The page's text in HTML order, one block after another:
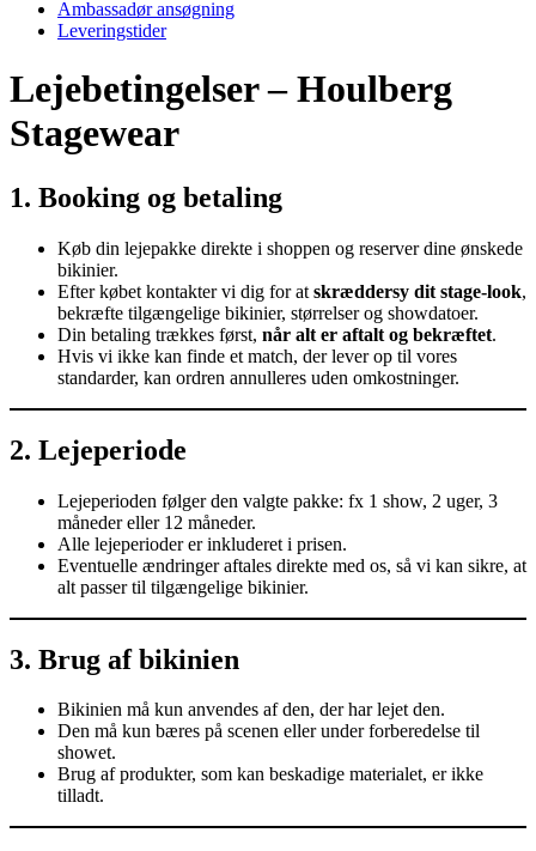
Ambassadør ansøgning
Leveringstider
Lejebetingelser – Houlberg
Stagewear
1. Booking og betaling
Køb din lejepakke direkte i shoppen og reserver dine ønskede
bikinier.
Efter købet kontakter vi dig for at skræddersy dit stage-look,
bekræfte tilgængelige bikinier, størrelser og showdatoer.
Din betaling trækkes først, når alt er aftalt og bekræftet.
Hvis vi ikke kan finde et match, der lever op til vores
standarder, kan ordren annulleres uden omkostninger.
2. Lejeperiode
Lejeperioden følger den valgte pakke: fx 1 show, 2 uger, 3
måneder eller 12 måneder.
Alle lejeperioder er inkluderet i prisen.
Eventuelle ændringer aftales direkte med os, så vi kan sikre, at
alt passer til tilgængelige bikinier.
3. Brug af bikinien
Bikinien må kun anvendes af den, der har lejet den.
Den må kun bæres på scenen eller under forberedelse til
showet.
Brug af produkter, som kan beskadige materialet, er ikke
tilladt.